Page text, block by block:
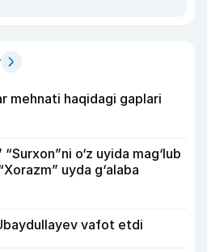
mehnati haqidagi gaplari
o‘z uyida mag‘lub
uyda g‘alaba
vafot etdi